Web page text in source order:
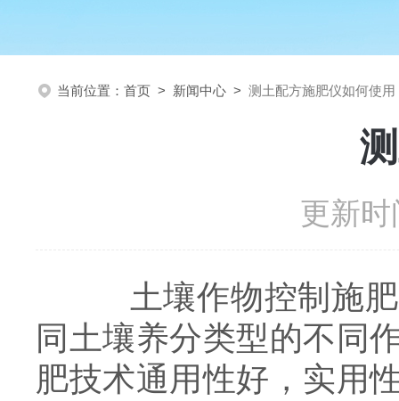
当前位置： 首页 > 新闻中心 > 测土配方施肥仪如何使用
更新
土壤作物控制施肥
同土壤养分类型的不同
肥技术通用性好，实用